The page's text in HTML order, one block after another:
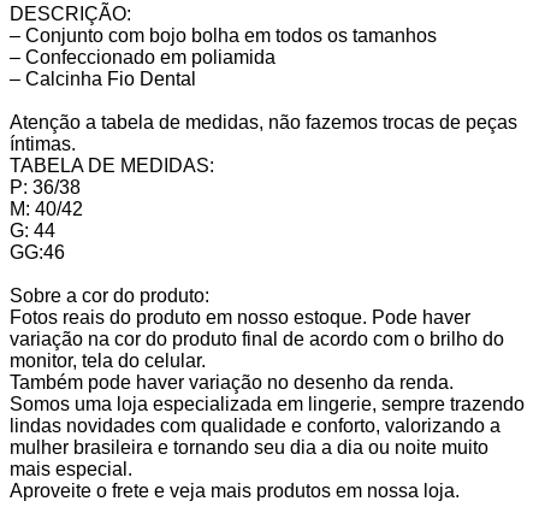
DESCRIÇÃO:
– Conjunto com bojo bolha em todos os tamanhos
– Confeccionado em poliamida
– Calcinha Fio Dental
Atenção a tabela de medidas, não fazemos trocas de peças
íntimas.
TABELA DE MEDIDAS:
P: 36/38
M: 40/42
G: 44
GG:46
Sobre a cor do produto:
Fotos reais do produto em nosso estoque. Pode haver
variação na cor do produto final de acordo com o brilho do
monitor, tela do celular.
Também pode haver variação no desenho da renda.
Somos uma loja especializada em lingerie, sempre trazendo
lindas novidades com qualidade e conforto, valorizando a
mulher brasileira e tornando seu dia a dia ou noite muito
mais especial.
Aproveite o frete e veja mais produtos em nossa loja.